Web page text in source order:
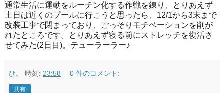
通常生活に運動をルーチン化する作戦を錬り、とりあえず
土日は近くのプールに行こうと思ったら、12/1から3末まで
改装工事で閉まっており、ごっそりモチベーションを削が
れたところです。とりあえず寝る前にストレッチを復活さ
せてみた(2日目)。テューラーラー♪
ひ。 時刻: 23:58 0 件のコメント:
共有